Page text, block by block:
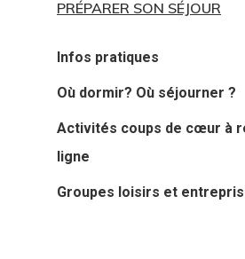
PRÉPARER SON SÉJOUR
Infos pratiques
Où dormir? Où séjourner ?
Activités coups de cœur à
ligne
Groupes loisirs et